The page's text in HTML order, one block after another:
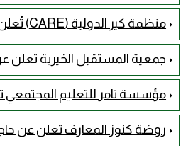
منظمة كير الدولية (CARE) تُعلن عن وظائف شاغرة
جمعية المستقبل الخيرية
مؤسسة تامر للتعليم
روضة كنوز المعارف تعلن عن